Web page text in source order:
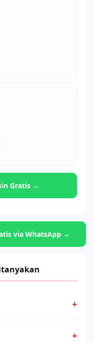
Gratis →
via WhatsApp →
+
ke berbagai
+